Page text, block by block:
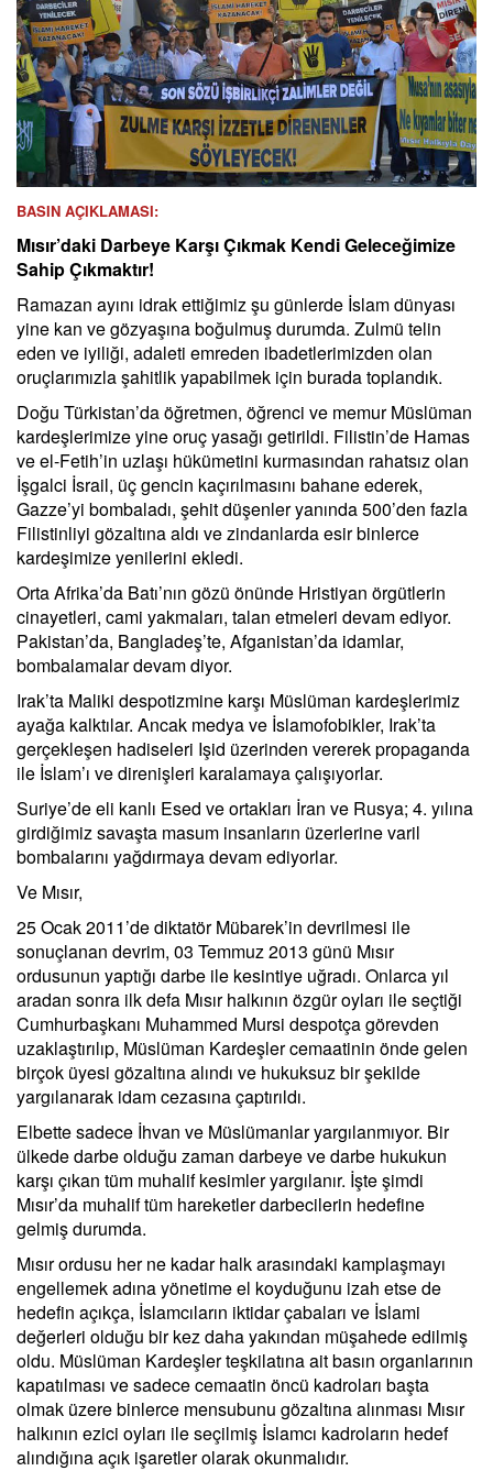
BASIN AÇIKLAMASI:
Mısır’daki Darbeye Karşı Çıkmak Kendi Geleceğimize
Sahip Çıkmaktır!
Ramazan ayını idrak ettiğimiz şu günlerde İslam dünyası
yine kan ve gözyaşına boğulmuş durumda. Zulmü telin
eden ve iyiliği, adaleti emreden ibadetlerimizden olan
oruçlarımızla şahitlik yapabilmek için burada toplandık.
Doğu Türkistan’da öğretmen, öğrenci ve memur Müslüman
kardeşlerimize yine oruç yasağı getirildi. Filistin’de Hamas
ve el-Fetih’in uzlaşı hükümetini kurmasından rahatsız olan
İşgalci İsrail, üç gencin kaçırılmasını bahane ederek,
Gazze’yi bombaladı, şehit düşenler yanında 500’den fazla
Filistinliyi gözaltına aldı ve zindanlarda esir binlerce
kardeşimize yenilerini ekledi.
Orta Afrika’da Batı’nın gözü önünde Hristiyan örgütlerin
cinayetleri, cami yakmaları, talan etmeleri devam ediyor.
Pakistan’da, Bangladeş’te, Afganistan’da idamlar,
bombalamalar devam diyor.
Irak’ta Maliki despotizmine karşı Müslüman kardeşlerimiz
ayağa kalktılar. Ancak medya ve İslamofobikler, Irak’ta
gerçekleşen hadiseleri Işid üzerinden vererek propaganda
ile İslam’ı ve direnişleri karalamaya çalışıyorlar.
Suriye’de eli kanlı Esed ve ortakları İran ve Rusya; 4. yılına
girdiğimiz savaşta masum insanların üzerlerine varil
bombalarını yağdırmaya devam ediyorlar.
Ve Mısır,
25 Ocak 2011’de diktatör Mübarek’in devrilmesi ile
sonuçlanan devrim, 03 Temmuz 2013 günü Mısır
ordusunun yaptığı darbe ile kesintiye uğradı. Onlarca yıl
aradan sonra ilk defa Mısır halkının özgür oyları ile seçtiği
Cumhurbaşkanı Muhammed Mursi despotça görevden
uzaklaştırılıp, Müslüman Kardeşler cemaatinin önde gelen
birçok üyesi gözaltına alındı ve hukuksuz bir şekilde
yargılanarak idam cezasına çaptırıldı.
Elbette sadece İhvan ve Müslümanlar yargılanmıyor. Bir
ülkede darbe olduğu zaman darbeye ve darbe hukukun
karşı çıkan tüm muhalif kesimler yargılanır. İşte şimdi
Mısır’da muhalif tüm hareketler darbecilerin hedefine
gelmiş durumda.
Mısır ordusu her ne kadar halk arasındaki kamplaşmayı
engellemek adına yönetime el koyduğunu izah etse de
hedefin açıkça, İslamcıların iktidar çabaları ve İslami
değerleri olduğu bir kez daha yakından müşahede edilmiş
oldu. Müslüman Kardeşler teşkilatına ait basın organlarının
kapatılması ve sadece cemaatin öncü kadroları başta
olmak üzere binlerce mensubunu gözaltına alınması Mısır
halkının ezici oyları ile seçilmiş İslamcı kadroların hedef
alındığına açık işaretler olarak okunmalıdır.